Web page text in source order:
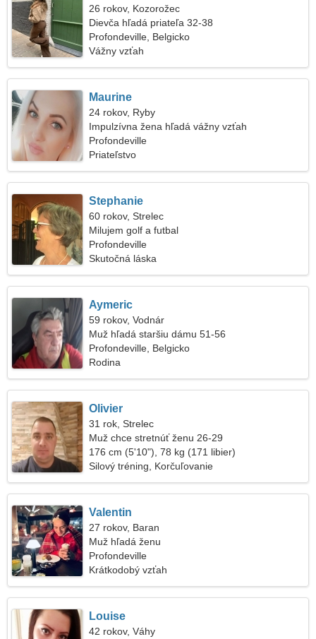
26 rokov, Kozorožec
Dievča hľadá priateľa 32-38
Profondeville, Belgicko
Vážny vzťah
Maurine
24 rokov, Ryby
Impulzívna žena hľadá vážny vzťah
Profondeville
Priateľstvo
Stephanie
60 rokov, Strelec
Milujem golf a futbal
Profondeville
Skutočná láska
Aymeric
59 rokov, Vodnár
Muž hľadá staršiu dámu 51-56
Profondeville, Belgicko
Rodina
Olivier
31 rok, Strelec
Muž chce stretnúť ženu 26-29
176 cm (5'10"), 78 kg (171 libier)
Silový tréning, Korčuľovanie
Valentin
27 rokov, Baran
Muž hľadá ženu
Profondeville
Krátkodobý vzťah
Louise
42 rokov, Váhy